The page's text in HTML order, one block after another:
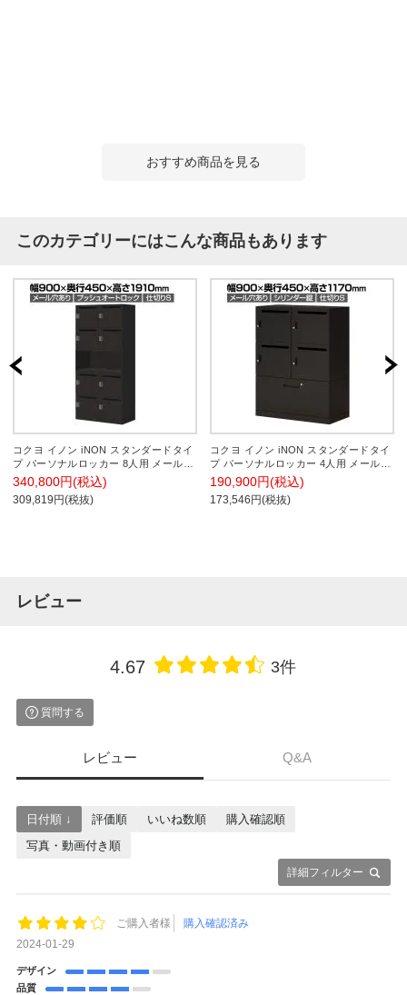
おすすめ商品を見る
このカテゴリーにはこんな商品もあります
コクヨ イノン iNON スタンダードタイ
プ パーソナルロッカー 8人用 メール穴
あり 庫内仕切りSタイプ 中段オープン
プッシュオートロック ブラック 幅
900×奥行450×高さ1910mm
340,800円(税込)
309,819円(税抜)
コクヨ イノン iNON スタンダードタイ
プ パーソナルロッカー 4人用 メール穴
あり 庫内仕切りSタイプ 下段ラテラル
シリンダー錠 ブラック 幅900×奥行
450×高さ1170mm
190,900円(税込)
173,546円(税抜)
レビュー
4.67 3件
質問する
レビュー Q&A
詳細フィルター
日付順 ↓ 評価順 いいね数順
購入確認順
写真・動画付き順
ご購入者様
購入確認済み
2024-01-29
デザイン
品質